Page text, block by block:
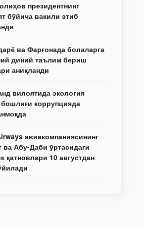
президентнинг
бўйича вакили этиб
ва Фарғонада болаларга
диний таълим бериш
аниқланди
вилоятида экология
коррупцияда
авиакомпаниясининг
ва Абу-Даби ўртасидаги
қатновлари 10 августдан